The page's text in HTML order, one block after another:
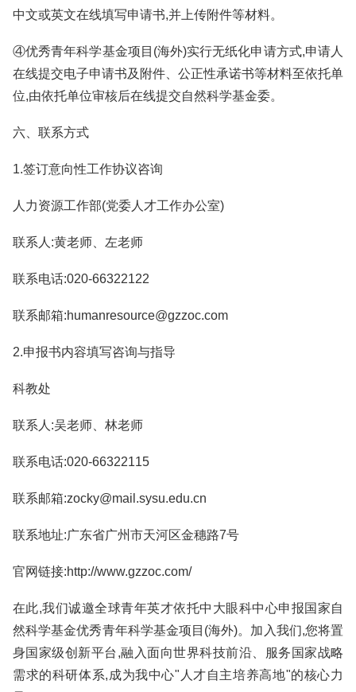
中文或英文在线填写申请书,并上传附件等材料。
④优秀青年科学基金项目(海外)实行无纸化申请方式,申请人
在线提交电子申请书及附件、公正性承诺书等材料至依托单
位,由依托单位审核后在线提交自然科学基金委。
六、联系方式
1.签订意向性工作协议咨询
人力资源工作部(党委人才工作办公室)
联系人:黄老师、左老师
联系电话:020-66322122
联系邮箱:humanresource@gzzoc.com
2.申报书内容填写咨询与指导
科教处
联系人:吴老师、林老师
联系电话:020-66322115
联系邮箱:zocky@mail.sysu.edu.cn
联系地址:广东省广州市天河区金穗路7号
官网链接:http://www.gzzoc.com/
在此,我们诚邀全球青年英才依托中大眼科中心申报国家自
然科学基金优秀青年科学基金项目(海外)。加入我们,您将置
身国家级创新平台,融入面向世界科技前沿、服务国家战略
需求的科研体系,成为我中心"人才自主培养高地"的核心力